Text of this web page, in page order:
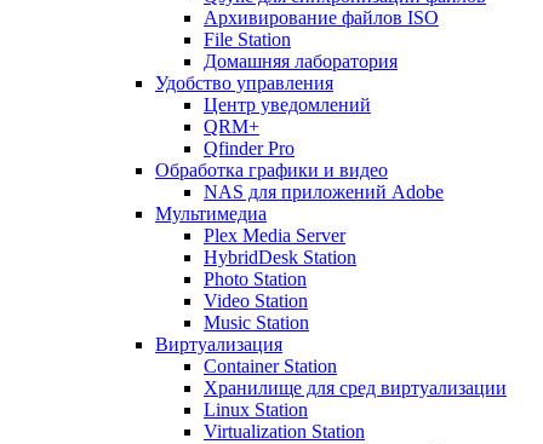
Архивирование файлов ISO
File Station
Домашняя лаборатория
Удобство управления
Центр уведомлений
QRM+
Qfinder Pro
Обработка графики и видео
NAS для приложений Adobe
Мультимедиа
Plex Media Server
HybridDesk Station
Photo Station
Video Station
Music Station
Виртуализация
Container Station
Хранилище для сред виртуализации
Linux Station
Virtualization Station